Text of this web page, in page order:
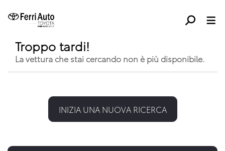
Troppo tardi!
La vettura che stai cercando non è più disponibile.
INIZIA UNA NUOVA RICERCA